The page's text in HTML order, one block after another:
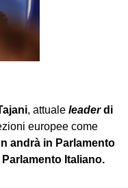
, attuale leaderdi
europee come
andrà in Parlamento
Italiano.